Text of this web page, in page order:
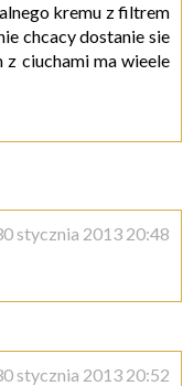
kremu z filtrem
chcacy dostanie sie
ciuchami ma wieele
stycznia 2013 20:48
stycznia 2013 20:52